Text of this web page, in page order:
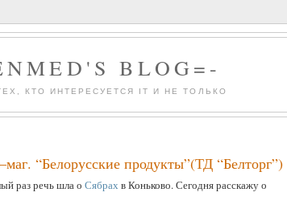
BLOG=-
КТО ИНТЕРЕСУЕТСЯ IT И НЕ ТОЛЬКО
“Белорусские продукты”(ТД “Белторг”)
раз речь шла оСябрахв Коньково. Сегодня расскажу о